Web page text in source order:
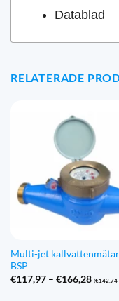
Datablad
RELATERADE
Multi-jet
BSP
€117,97 – €166,28 (€142,74